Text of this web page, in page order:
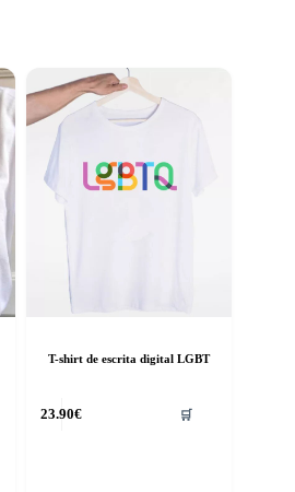
T-shirt de escrita digital LGBT
23.90€ 🛒
product